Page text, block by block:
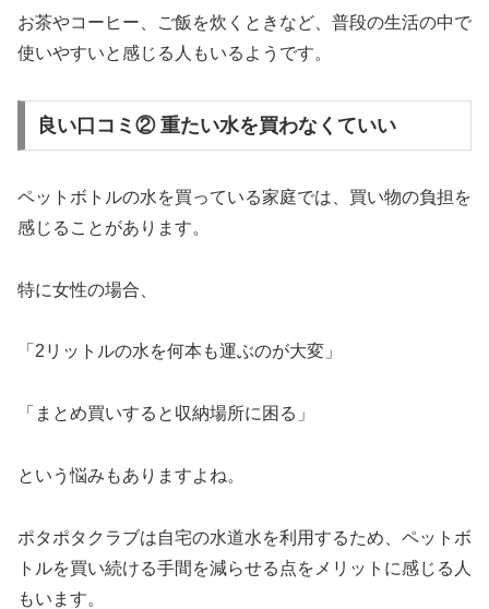
お茶やコーヒー、ご飯を炊くときなど、普段の生活の中で
使いやすいと感じる人もいるようです。
良い口コミ② 重たい水を買わなくていい
ペットボトルの水を買っている家庭では、買い物の負担を
感じることがあります。
特に女性の場合、
「2リットルの水を何本も運ぶのが大変」
「まとめ買いすると収納場所に困る」
という悩みもありますよね。
ポタポタクラブは自宅の水道水を利用するため、ペットボ
トルを買い続ける手間を減らせる点をメリットに感じる人
もいます。